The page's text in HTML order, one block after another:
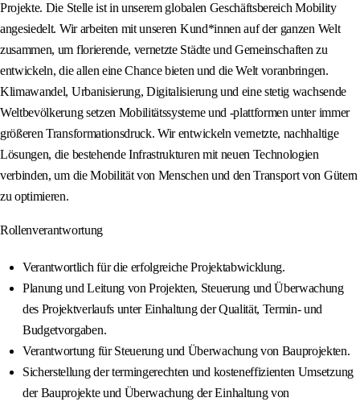
Projekte. Die Stelle ist in unserem globalen Geschäftsbereich Mobility
angesiedelt. Wir arbeiten mit unseren Kund*innen auf der ganzen Welt
zusammen, um florierende, vernetzte Städte und Gemeinschaften zu
entwickeln, die allen eine Chance bieten und die Welt voranbringen.
Klimawandel, Urbanisierung, Digitalisierung und eine stetig wachsende
Weltbevölkerung setzen Mobilitätssysteme und -plattformen unter immer
größeren Transformationsdruck. Wir entwickeln vernetzte, nachhaltige
Lösungen, die bestehende Infrastrukturen mit neuen Technologien
verbinden, um die Mobilität von Menschen und den Transport von Gütern
zu optimieren.
Rollenverantwortung
Verantwortlich für die erfolgreiche Projektabwicklung.
Planung und Leitung von Projekten, Steuerung und Überwachung
des Projektverlaufs unter Einhaltung der Qualität, Termin- und
Budgetvorgaben.
Verantwortung für Steuerung und Überwachung von Bauprojekten.
Sicherstellung der termingerechten und kosteneffizienten Umsetzung
der Bauprojekte und Überwachung der Einhaltung von